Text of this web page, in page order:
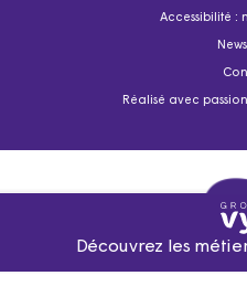
Accessibilité
Réalisé avec
Découvrez les